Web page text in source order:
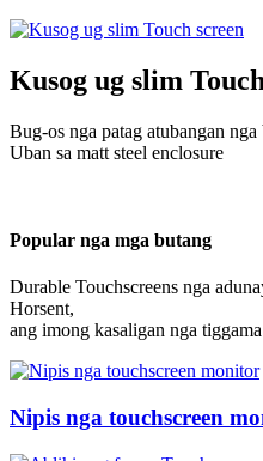
Kusog ug slim
Bug-os nga patag atubangan
Uban sa matt steel enclosure
Popular nga mga butang
Durable Touchscreens nga
Horsent,
ang imong kasaligan nga
Nipis nga touchscreen